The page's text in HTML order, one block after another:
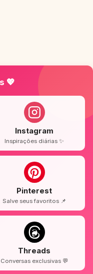
💖
Instagram
Inspirações diárias ✨
Pinterest
Salve seus favoritos 📌
Threads
Conversas exclusivas 💬